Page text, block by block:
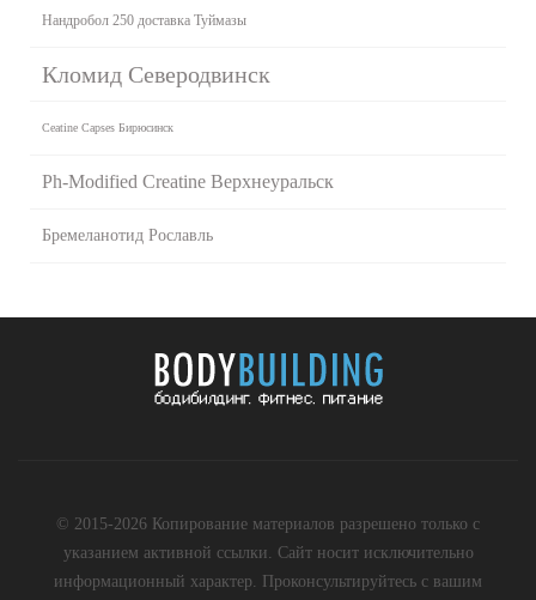
Нандробол 250 доставка Туймазы
Кломид Северодвинск
Ceatine Capses Бирюсинск
Ph-Modified Creatine Верхнеуральск
Бремеланотид Рославль
© 2015-2026 Копирование материалов разрешено только с
указанием активной ссылки. Сайт носит исключительно
информационный характер. Проконсультируйтесь с вашим